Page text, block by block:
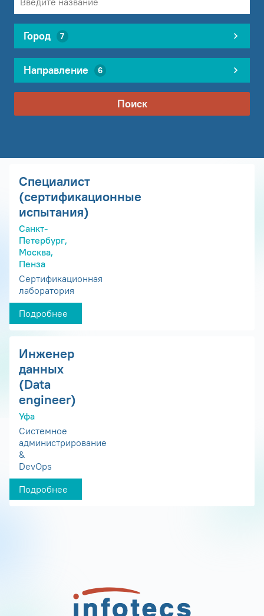
Город 7
Направление 6
Поиск
Специалист
(сертификационные
испытания)
Санкт-
Петербург,
Москва,
Пенза
Сертификационная
лаборатория
Подробнее
Инженер
данных
(Data
engineer)
Уфа
Системное
администрирование
&
DevOps
Подробнее